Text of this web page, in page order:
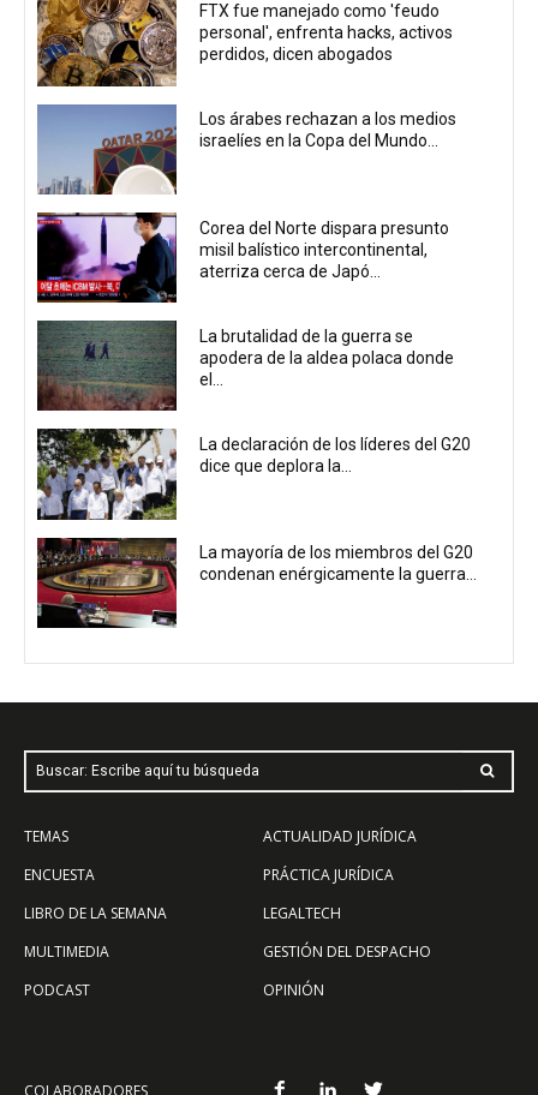
FTX fue manejado como 'feudo
personal', enfrenta hacks, activos
perdidos, dicen abogados
Los árabes rechazan a los medios
israelíes en la Copa del Mundo...
Corea del Norte dispara presunto
misil balístico intercontinental,
aterriza cerca de Japó...
La brutalidad de la guerra se
apodera de la aldea polaca donde
el...
La declaración de los líderes del G20
dice que deplora la...
La mayoría de los miembros del G20
condenan enérgicamente la guerra...
Buscar: Escribe aquí tu búsqueda
TEMAS
ENCUESTA
LIBRO DE LA SEMANA
MULTIMEDIA
PODCAST
ACTUALIDAD JURÍDICA
PRÁCTICA JURÍDICA
LEGALTECH
GESTIÓN DEL DESPACHO
OPINIÓN
COLABORADORES